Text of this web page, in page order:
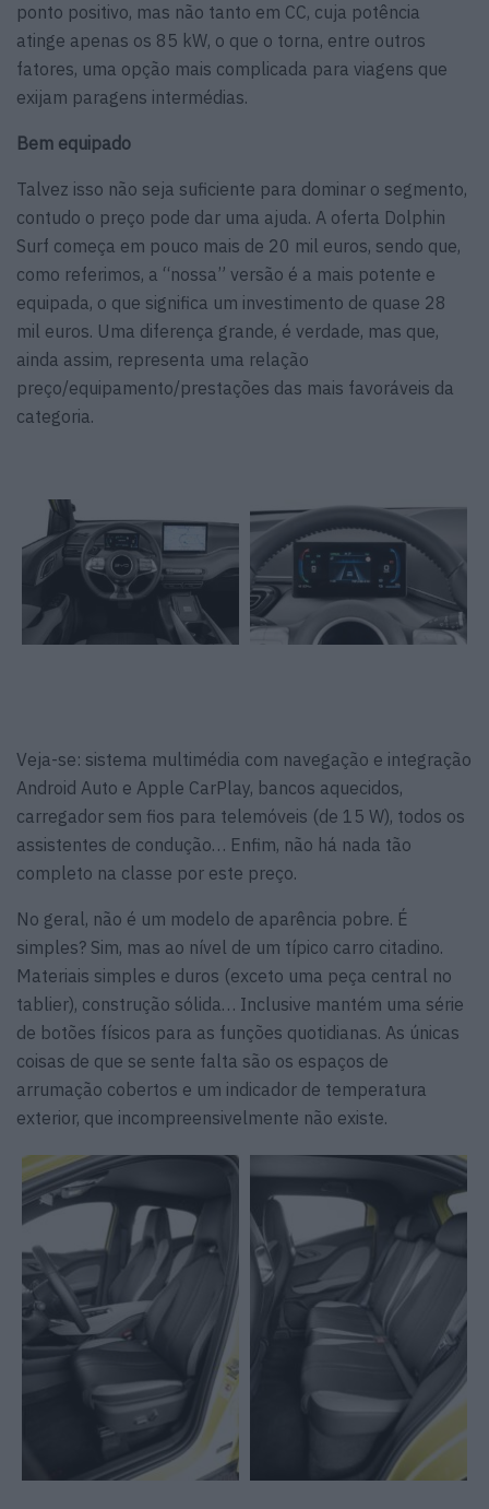
ponto positivo, mas não tanto em CC, cuja potência
atinge apenas os 85 kW, o que o torna, entre outros
fatores, uma opção mais complicada para viagens que
exijam paragens intermédias.
Bem equipado
Talvez isso não seja suficiente para dominar o segmento,
contudo o preço pode dar uma ajuda. A oferta Dolphin
Surf começa em pouco mais de 20 mil euros, sendo que,
como referimos, a “nossa” versão é a mais potente e
equipada, o que significa um investimento de quase 28
mil euros. Uma diferença grande, é verdade, mas que,
ainda assim, representa uma relação
preço/equipamento/prestações das mais favoráveis da
categoria.
Veja-se: sistema multimédia com navegação e integração
Android Auto e Apple CarPlay, bancos aquecidos,
carregador sem fios para telemóveis (de 15 W), todos os
assistentes de condução… Enfim, não há nada tão
completo na classe por este preço.
No geral, não é um modelo de aparência pobre. É
simples? Sim, mas ao nível de um típico carro citadino.
Materiais simples e duros (exceto uma peça central no
tablier), construção sólida… Inclusive mantém uma série
de botões físicos para as funções quotidianas. As únicas
coisas de que se sente falta são os espaços de
arrumação cobertos e um indicador de temperatura
exterior, que incompreensivelmente não existe.